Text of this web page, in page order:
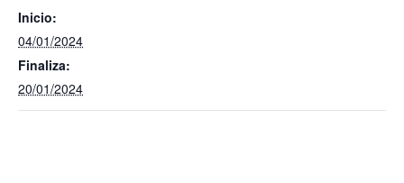
Inicio:
04/01/2024
Finaliza:
20/01/2024